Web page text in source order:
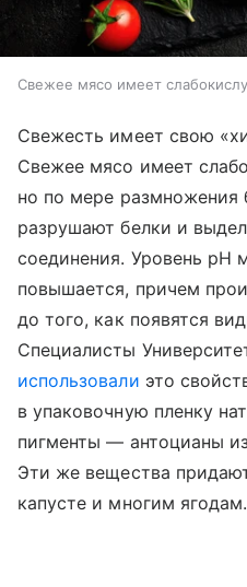
Свежее мясо имеет
Свежесть имеет свою
Свежее мясо имеет
но по мере размножения
разрушают белки и
соединения. Уровень pH
повышается, причем
до того, как появятся
Специалисты
использовали это
в упаковочную пленку
пигменты — антоцианы
Эти же вещества
капусте и многим ягодам.